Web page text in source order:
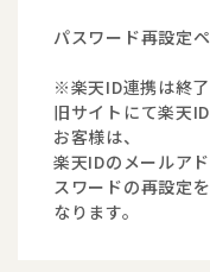
パスワード再設定
※楽天ID連携は終了
旧サイトにて楽天
お客様は、
楽天IDのメールア
スワードの再設定
なります。